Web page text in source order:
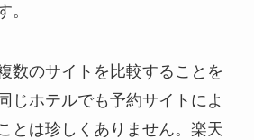
。
数のサイトを比較することを
じホテルでも予約サイトによ
とは珍しくありません。楽天